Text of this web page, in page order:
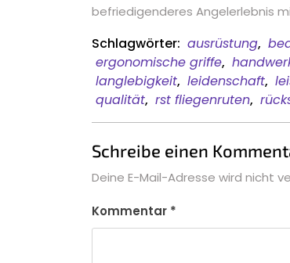
befriedigenderes Angelerlebnis
Schlagwörter: ausrüstung,
ergonomische griffe,
langlebigkeit, leidenschaft,
qualität, rst fliegenruten,
Schreibe einen
Deine E-Mail-Adresse wird nicht
Kommentar *